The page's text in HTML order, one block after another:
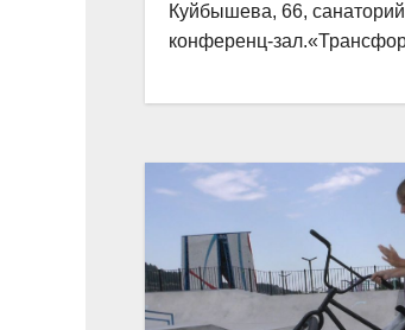
Куйбышева, 66,
конференц-